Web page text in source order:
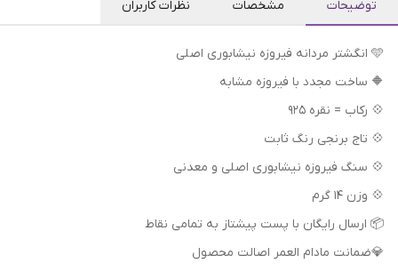
توضیحات مشخصات نظرات کاربران
🩵 انگشتر مردانه فیروزه نیشابوری اصلی
🔶 ساخت مجدد با فیروزه مشابه
💠 رکاب = نقره 925
💠 تاج برنجی رنگ ثابت
💠 سنگ فیروزه نیشابوری اصلی و معدنی
💠 وزن 14 گرم
📦 ارسال رایگان با پست پیشتاز به تمامی نقاط
💎ضمانت مادام العمر اصالت محصول